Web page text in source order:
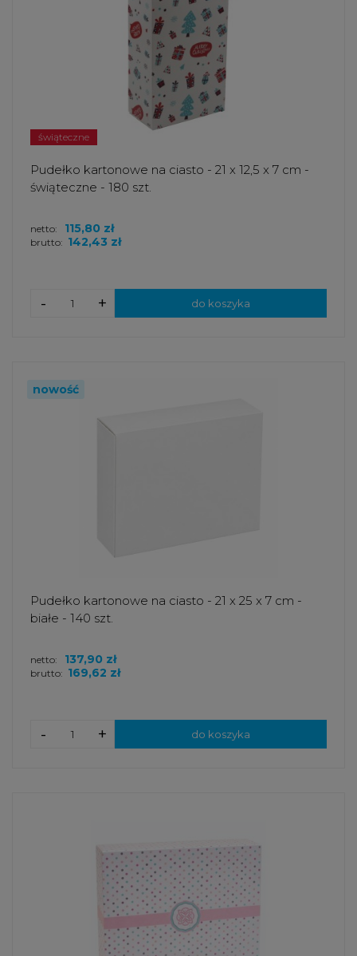
świąteczne
Pudełko kartonowe na ciasto - 21 x 12,5 x 7 cm -
świąteczne - 180 szt.
brutto: 142,43 zł
netto: 115,80 zł
+
- do koszyka
Pudełko kartonowe na ciasto - 21 x 25 x 7 cm -
białe - 140 szt.
brutto: 169,62 zł
netto: 137,90 zł
+
- do koszyka
nowość